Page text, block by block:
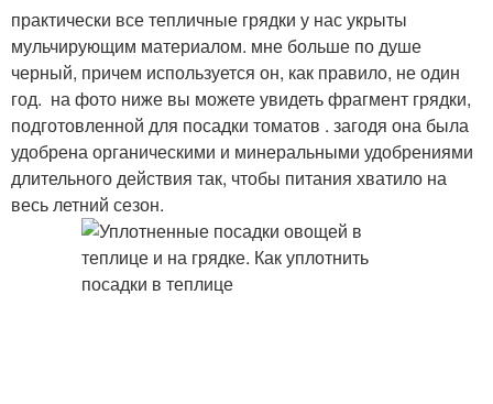
практически все тепличные грядки у нас укрыты
мульчирующим материалом. мне больше по душе
черный, причем используется он, как правило, не один
год. на фото ниже вы можете увидеть фрагмент грядки,
подготовленной для посадки томатов . загодя она была
удобрена органическими и минеральными удобрениями
длительного действия так, чтобы питания хватило на
весь летний сезон.